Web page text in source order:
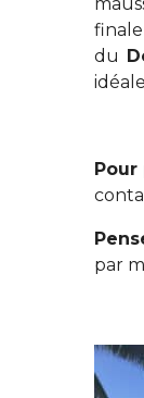
du
par